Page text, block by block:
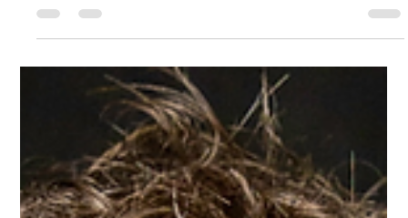
#KraftHeinz com mais uma
#PALESTRA #SHOW entregue!
🏆 A #AGILIDADE está ON na #KraftHeinz com mais uma
#PALESTRA #SHOW entregue!